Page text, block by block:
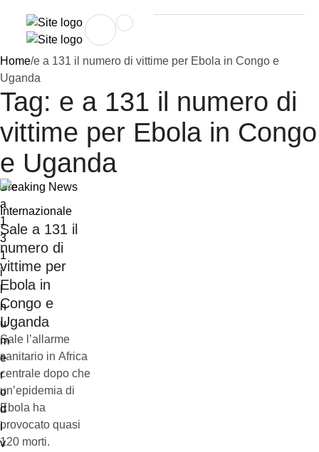
Home/e a 131 il numero di vittime per Ebola in Congo e
Uganda
Tag: e a 131 il numero di
vittime per Ebola in Congo
e Uganda
Breaking News
Internazionale
Sale a 131 il
numero di
vittime per
Ebola in
Congo e
Uganda
Sale l’allarme
sanitario in Africa
centrale dopo che
un’epidemia di
Ebola ha
provocato quasi
120 morti.